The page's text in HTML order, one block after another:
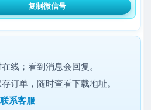
复制微信号
线；看到消息会回复。
存订单，随时查看下载地址。
联系客服